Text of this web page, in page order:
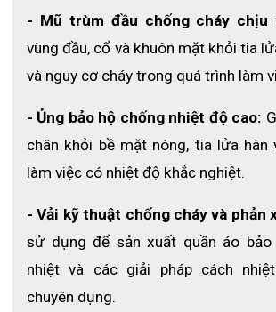
- Mũ trùm đầu chống cháy chịu
vùng đầu, cổ và khuôn mặt khỏi tia
và nguy cơ cháy trong quá trình làm
- Ủng bảo hộ chống nhiệt độ cao:
chân khỏi bề mặt nóng, tia lửa hàn
làm việc có nhiệt độ khắc nghiệt.
- Vải kỹ thuật chống cháy và phản
sử dụng để sản xuất quần áo bảo
nhiệt và các giải pháp cách
chuyên dụng.